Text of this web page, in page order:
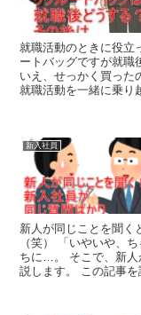
就職活動のときに役立
ートバッグですが就職
いえ、せっかく買った
就職活動を一緒に乗り
新入社員
新人が同じことを聞く
（笑） 「いやいや、
ちに…。 そこで、新人
説します。 この記事